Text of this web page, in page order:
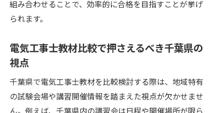
組み合わせることで、効率的に合格を目指すことが挙げ
られます。
電気工事士教材比較で押さえるべき千葉県の
視点
千葉県で電気工事士教材を比較検討する際は、地域特有
の試験会場や講習開催情報を踏まえた視点が欠かせませ
ん。例えば、千葉県内の講習会は日程や開催場所が限ら